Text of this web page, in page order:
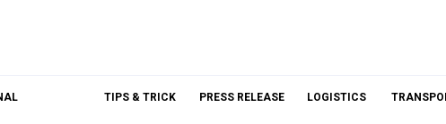
TIPS & TRICK PRESS RELEASE LOGISTICS